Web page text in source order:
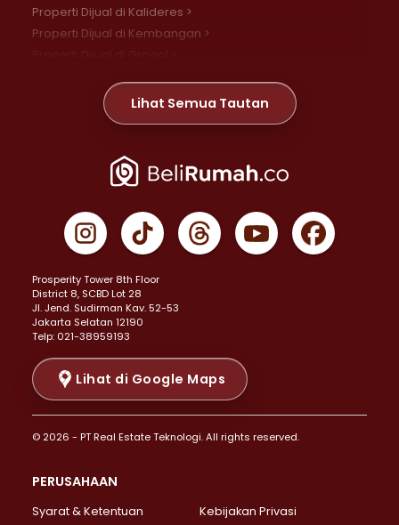
Properti Dijual di Kalideres >
Properti Dijual di Kembangan >
Properti Dijual di Meruya >
Properti Dijual di Jelambar >
Properti Dijual di Jakarta Pusat >
Properti Dijual di Gambir >
Properti Dijual di Johar Baru >
Properti Dijual di Menteng >
Properti Dijual di Senen >
Properti Dijual di Tanah Abang >
Properti Dijual di Cikini >
Properti Dijual di Kramat >
Properti Dijual di Pasar Baru >
Properti Dijual di Bendungan Hilir >
Properti Dijual di Jakarta Selatan >
Properti Dijual di Lebak Bulus >
Properti Dijual di Gandaria Selatan >
Lihat Semua Tautan
Prosperity Tower 8th Floor
District 8, SCBD Lot 28
JI. Jend. Sudirman Kav. 52-53
Jakarta Selatan 12190
Telp: 021-38959193
Lihat di Google Maps
© 2026 - PT Real Estate Teknologi. All rights reserved.
PERUSAHAAN
Syarat & Ketentuan
Kebijakan Privasi